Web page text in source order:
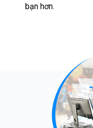
bạn hơn.